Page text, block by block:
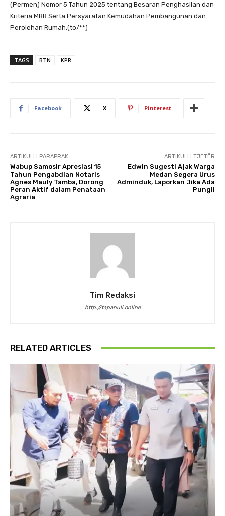
(Permen) Nomor 5 Tahun 2025 tentang Besaran Penghasilan dan
Kriteria MBR Serta Persyaratan Kemudahan Pembangunan dan
Perolehan Rumah.(to/**)
TAGS BTN KPR
Facebook X Pinterest
ARTIKULLI PARAPRAK
Wabup Samosir Apresiasi 15
Tahun Pengabdian Notaris
Agnes Mauly Tamba, Dorong
Peran Aktif dalam Penataan
Agraria
ARTIKULLI TJETËR
Edwin Sugesti Ajak Warga
Medan Segera Urus
Adminduk, Laporkan Jika Ada
Pungli
Tim Redaksi
http://tapanuli.online
RELATED ARTICLES